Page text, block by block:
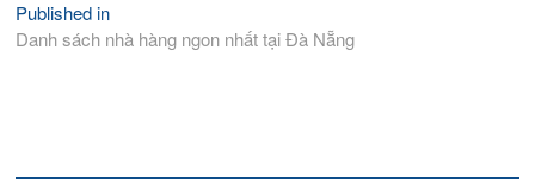
Điều
hướng
Published in
Danh sách nhà hàng ngon nhất tại Đà Nẵng